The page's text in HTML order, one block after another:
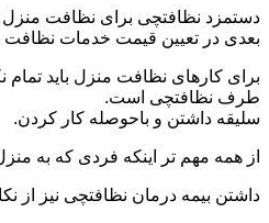
دستمزد نظافتچی برای نظافت
بعدی در تعیین قیمت خدمات نظافت
برای کارهای نظافت منزل باید
طرف نظافتچی است.
سلیقه داشتن و باحوصله کار کردن.
از همه مهم تر اینکه فردی که به
داشتن بیمه درمان نظافتچی نیز از